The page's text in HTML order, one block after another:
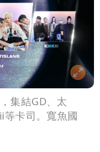
集結GD、太
等卡司。寬魚國